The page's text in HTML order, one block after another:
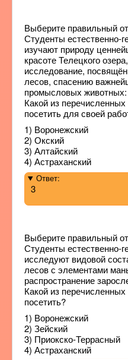
Выберите правильный
Студенты естественно-
изучают природу
красоте Телецкого
исследование,
лесов, спасению
промысловых
Какой из
посетить для своей
1) Воронежский
2) Окский
3) Алтайский
4) Астраханский
Ответ:
3
Выберите правильный
Студенты естественно-
исследуют видовой
лесов с элементами
распространение
Какой из
посетить?
1) Воронежский
2) Зейский
3) Приокско-Террасный
4) Астраханский